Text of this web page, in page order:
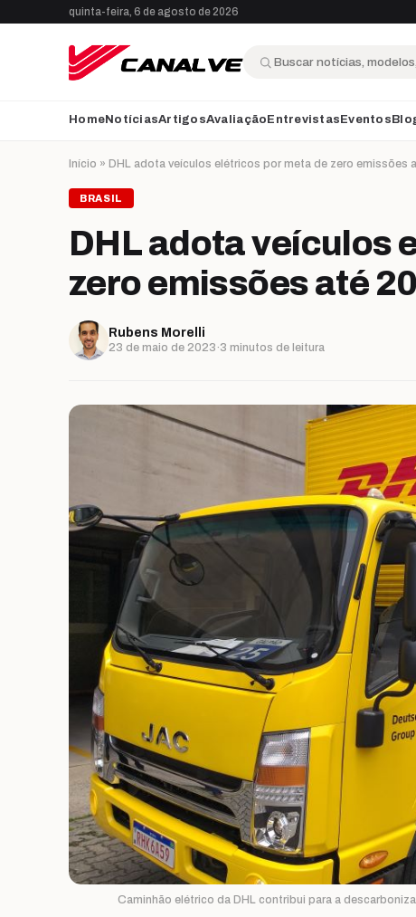
Ir para o conteúdoquinta-feira, 6 de agosto de 2026
Buscar
HomeNotíciasArtigosAvaliação Entrevistas Eventos
Início » DHL adota veículos elétricos por meta de zero emissões
BRASIL
DHL adota veículos
zero emissões até
Rubens Morelli
23 de maio de 2023·3 minutos de leitura
Caminhão elétrico da DHL contribui para a